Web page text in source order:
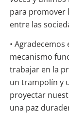
para promover
entre las
•
mecanismo
trabajar en la
un trampolín y
proyectar
una paz